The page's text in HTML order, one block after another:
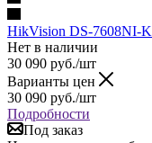
HikVision DS-7608NI-
Нет в наличии
30 090 руб./шт
Варианты цен
30 090 руб./шт
Подробности
Под заказ